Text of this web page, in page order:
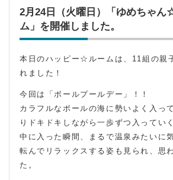
2月24日（火曜日）「ゆめちゃ
ム」を開催しました。
本日のハッピー☆ルームは、11組の親
れました！
今回は「ボールプールデー」！！
カラフルなボールの海に勢いよく入っ
りドキドキしながら一歩ずつ入ってい
中に入った瞬間、まるで温泉みたいに
転んでリラックスする姿も見られ、思
た。